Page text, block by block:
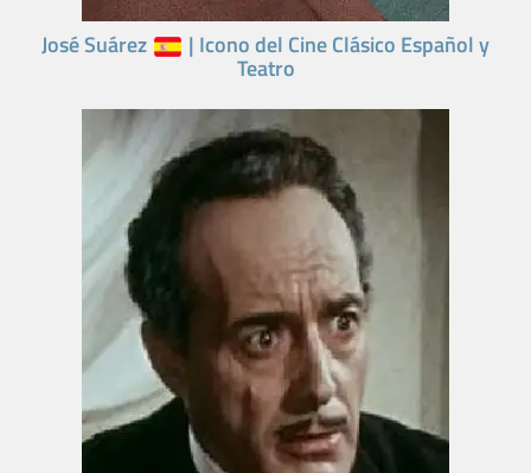
José Suárez | Icono del Cine Clásico Español y
Teatro